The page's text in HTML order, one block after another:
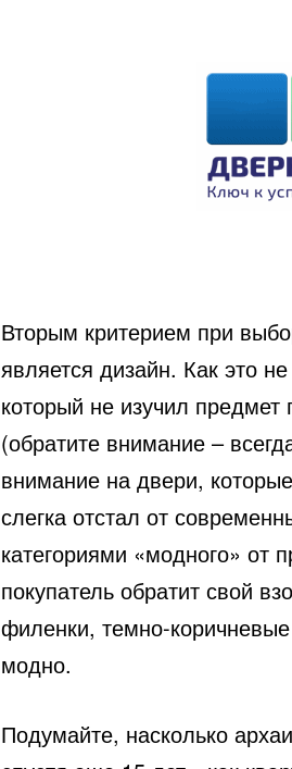
Вторым критерием при
является дизайн. Как это
который не изучил предмет
(обратите внимание –
внимание на двери,
слегка отстал от
категориями «модного»
покупатель обратит свой
филенки, темно-
модно.
Подумайте, насколько